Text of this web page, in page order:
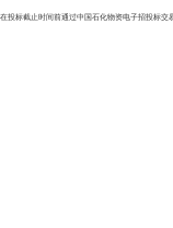
投标截止时间前通过中国石化物资电子招投标